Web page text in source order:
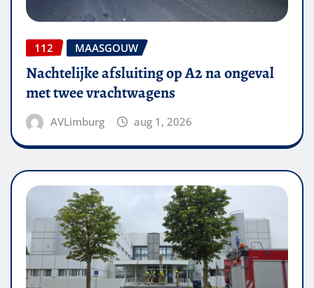
112 MAASGOUW
Nachtelijke afsluiting op A2 na ongeval
met twee vrachtwagens
AVLimburg aug 1, 2026